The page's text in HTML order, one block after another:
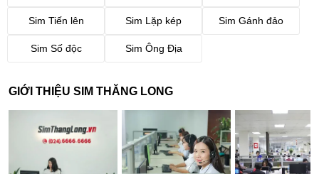
Sim Tiến lên Sim Lặp kép Sim Gánh đảo
Sim Số độc Sim Ông Địa
GIỚI THIỆU SIM THĂNG LONG